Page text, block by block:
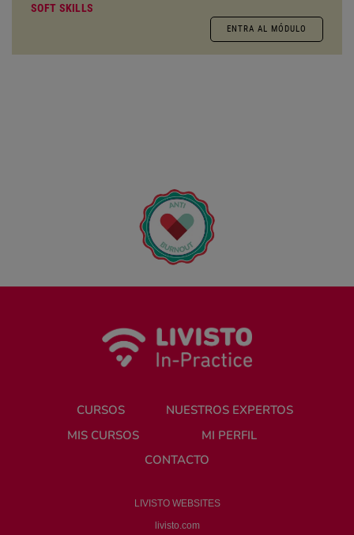
SOFT SKILLS
ENTRA AL MÓDULO
CURSOS
NUESTROS EXPERTOS
MIS CURSOS
MI PERFIL
CONTACTO
LIVISTO WEBSITES
livisto.com